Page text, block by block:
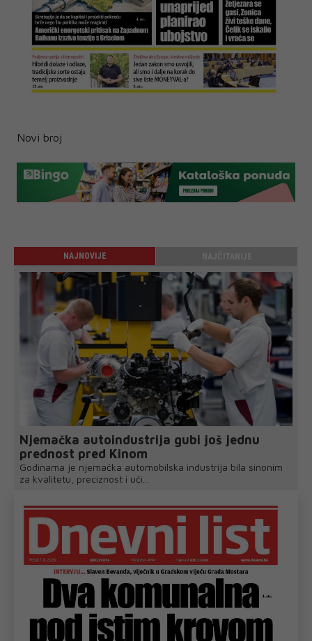
Novi broj
NAJNOVIJE
Njemačka autoindustrija gubi još jednu
prednost pred Kinom
Godinama je njemačka automobilska industrija bila sinonim
za kvalitetu, preciznost i uči...